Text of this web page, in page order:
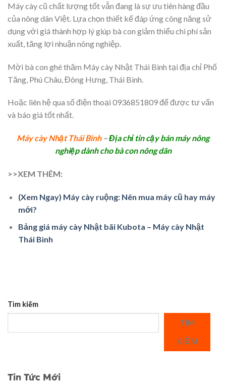
Máy cày cũ chất lượng tốt vẫn đang là sự ưu tiên hàng đầu
của nông dân Việt. Lựa chọn thiết kế đáp ứng công năng sử
dụng với giá thành hợp lý giúp bà con giảm thiểu chi phí sản
xuất, tăng lợi nhuận nông nghiệp.
Mời bà con ghé thăm Máy cày Nhật Thái Bình tại địa chỉ Phố
Tăng, Phú Châu, Đông Hưng, Thái Bình.
Hoặc liên hệ qua số điện thoại 0936851809 để được tư vấn
và báo giá tốt nhất.
Máy cày Nhật Thái Bình–Địa chỉ tin cậy bán máy nông
nghiệp dành cho bà con nông dân
>>XEM THÊM:
(Xem Ngay) Máy cày ruộng: Nên mua máy cũ hay máy
mới?
Bảng giá máy cày Nhật bãi Kubota – Máy cày Nhật
Thái Bình
Tìm kiếm
TÌM
KIẾM
Tin Tức Mới